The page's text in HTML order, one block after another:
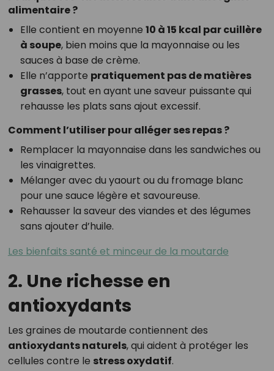
alimentaire ?
Elle contient en moyenne 10 à 15 kcal par cuillère
à soupe, bien moins que la mayonnaise ou les
sauces à base de crème.
Elle n’apporte pratiquement pas de matières
grasses, tout en ayant une saveur puissante qui
rehausse les plats sans ajout excessif.
Comment l’utiliser pour alléger ses repas ?
Remplacer la mayonnaise dans les sandwiches ou
les vinaigrettes.
Mélanger avec du yaourt ou du fromage blanc
pour une sauce légère et savoureuse.
Rehausser la saveur des viandes et des légumes
sans ajouter d’huile.
Les bienfaits santé et minceur de la moutarde
2. Une richesse en
antioxydants
Les graines de moutarde contiennent des
antioxydants naturels, qui aident à protéger les
cellules contre le stress oxydatif.